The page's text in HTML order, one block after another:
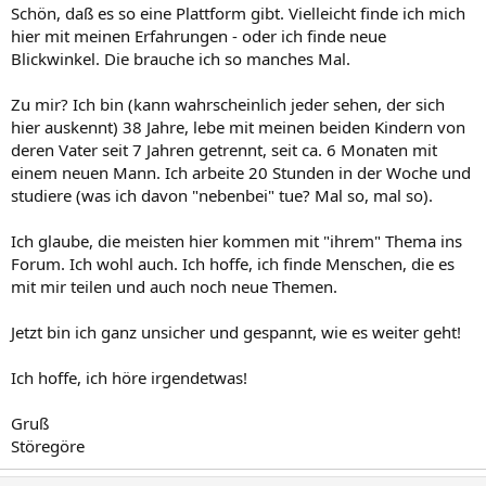
Schön, daß es so eine Plattform gibt. Vielleicht finde ich mich
hier mit meinen Erfahrungen - oder ich finde neue
Blickwinkel. Die brauche ich so manches Mal.
Zu mir? Ich bin (kann wahrscheinlich jeder sehen, der sich
hier auskennt) 38 Jahre, lebe mit meinen beiden Kindern von
deren Vater seit 7 Jahren getrennt, seit ca. 6 Monaten mit
einem neuen Mann. Ich arbeite 20 Stunden in der Woche und
studiere (was ich davon "nebenbei" tue? Mal so, mal so).
Ich glaube, die meisten hier kommen mit "ihrem" Thema ins
Forum. Ich wohl auch. Ich hoffe, ich finde Menschen, die es
mit mir teilen und auch noch neue Themen.
Jetzt bin ich ganz unsicher und gespannt, wie es weiter geht!
Ich hoffe, ich höre irgendetwas!
Gruß
Störegöre